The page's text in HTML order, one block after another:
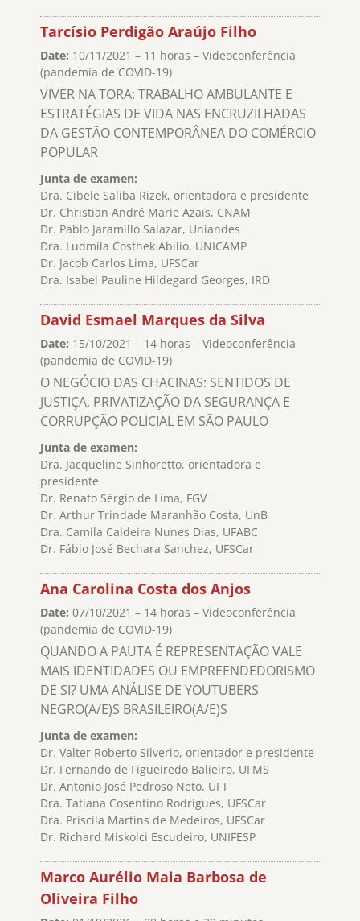
Tarcísio Perdigão Araújo Filho
Date: 10/11/2021 – 11 horas – Videoconferência
(pandemia de COVID-19)
VIVER NA TORA: TRABALHO AMBULANTE E
ESTRATÉGIAS DE VIDA NAS ENCRUZILHADAS
DA GESTÃO CONTEMPORÂNEA DO COMÉRCIO
POPULAR
Junta de examen:
Dra. Cibele Saliba Rizek, orientadora e presidente
Dr. Christian André Marie Azaïs, CNAM
Dr. Pablo Jaramillo Salazar, Uniandes
Dra. Ludmila Costhek Abílio, UNICAMP
Dr. Jacob Carlos Lima, UFSCar
Dra. Isabel Pauline Hildegard Georges, IRD
David Esmael Marques da Silva
Date: 15/10/2021 – 14 horas – Videoconferência
(pandemia de COVID-19)
O NEGÓCIO DAS CHACINAS: SENTIDOS DE
JUSTIÇA, PRIVATIZAÇÃO DA SEGURANÇA E
CORRUPÇÃO POLICIAL EM SÃO PAULO
Junta de examen:
Dra. Jacqueline Sinhoretto, orientadora e
presidente
Dr. Renato Sérgio de Lima, FGV
Dr. Arthur Trindade Maranhão Costa, UnB
Dra. Camila Caldeira Nunes Dias, UFABC
Dr. Fábio José Bechara Sanchez, UFSCar
Ana Carolina Costa dos Anjos
Date: 07/10/2021 – 14 horas – Videoconferência
(pandemia de COVID-19)
QUANDO A PAUTA É REPRESENTAÇÃO VALE
MAIS IDENTIDADES OU EMPREENDEDORISMO
DE SI? UMA ANÁLISE DE YOUTUBERS
NEGRO(A/E)S BRASILEIRO(A/E)S
Junta de examen:
Dr. Valter Roberto Silverio, orientador e presidente
Dr. Fernando de Figueiredo Balieiro, UFMS
Dr. Antonio José Pedroso Neto, UFT
Dra. Tatiana Cosentino Rodrigues, UFSCar
Dra. Priscila Martins de Medeiros, UFSCar
Dr. Richard Miskolci Escudeiro, UNIFESP
Marco Aurélio Maia Barbosa de
Oliveira Filho